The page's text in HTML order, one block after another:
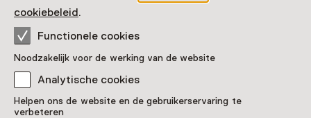
cookiebeleid.
Functionele cookies
Noodzakelijk voor de werking van de website
Analytische cookies
Helpen ons de website en de gebruikerservaring te
verbeteren
Hollands meisje aan het
ontbijt